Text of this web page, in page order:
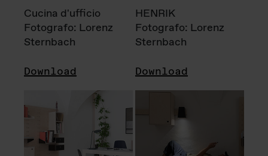
Cucina d'ufficio
Fotografo: Lorenz
Sternbach
Download
HENRIK
Fotografo: Lorenz
Sternbach
Download